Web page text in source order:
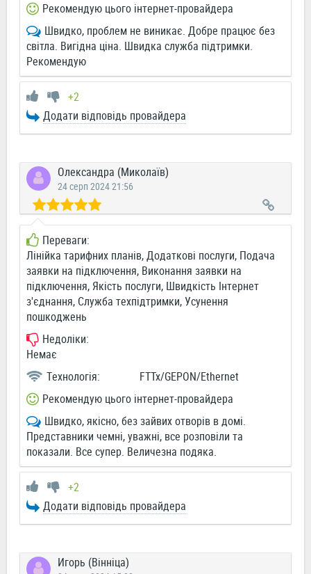
Рекомендую цього інтернет-провайдера
Швидко, проблем не виникає. Добре працює без
світла. Вигідна ціна. Швидка служба підтримки.
Рекомендую
+2
Додати відповідь провайдера
Олександра (Миколаїв)
24 серп 2024 21:56
Переваги:
Лінійка тарифних планів, Додаткові послуги, Подача
заявки на підключення, Виконання заявки на
підключення, Якість послуги, Швидкість Інтернет
з'єднання, Служба техпідтримки, Усунення
пошкоджень
Недоліки:
Немає
Технологія:
FTTx/GEPON/Ethernet
Рекомендую цього інтернет-провайдера
Швидко, якісно, без зайвих отворів в домі.
Представники чемні, уважні, все розповіли та
показали. Все супер. Величезна подяка.
+2
Додати відповідь провайдера
Игорь (Вінніца)